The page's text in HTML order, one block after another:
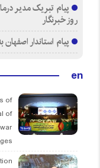
پیام تبریک مدیر
روز خبرنگار
پیام استاندار
en
of
of